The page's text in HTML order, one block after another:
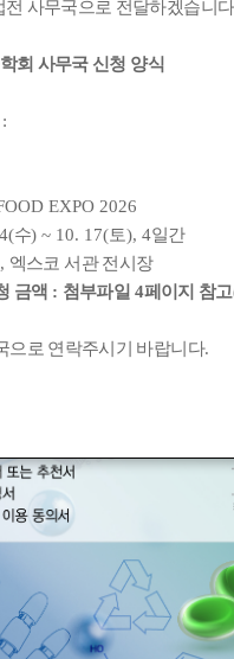
사무국으로 전달하겠습니다
회 사무국 신청 양식
:
EXPO 2026
수) ~ 10. 17(토), 4일간
, 엑스코 서관 전시장
금액 : 첨부파일 4페이지 참
으로 연락주시기 바랍니다.